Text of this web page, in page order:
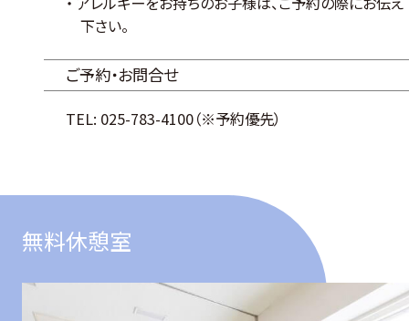
下さい。
ご予約・お問合せ
TEL: 025-783-4100（※予約優先）
無料休憩室